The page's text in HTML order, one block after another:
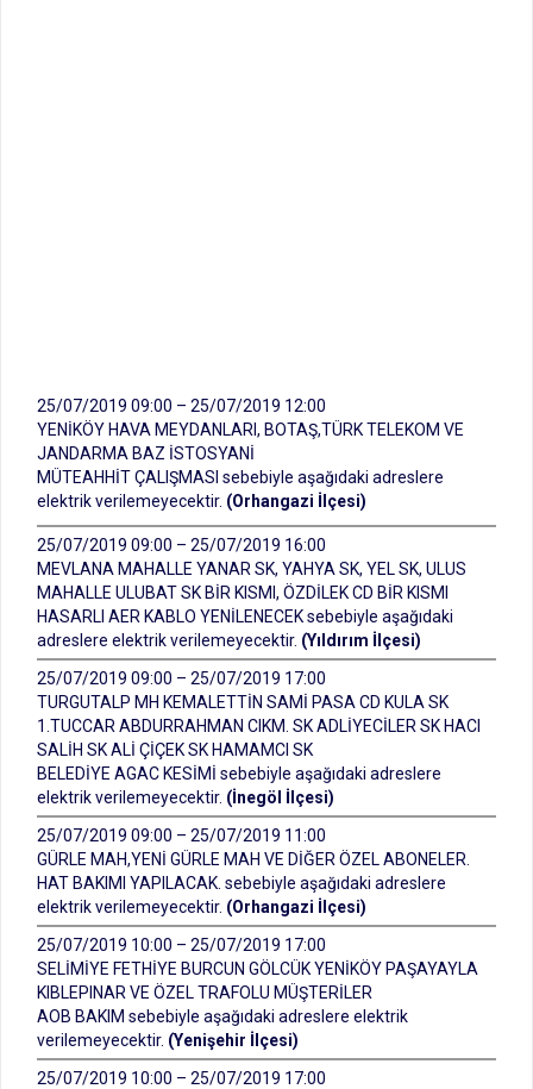
25/07/2019 09:00 – 25/07/2019 12:00
YENİKÖY HAVA MEYDANLARI, BOTAŞ,TÜRK TELEKOM VE
JANDARMA BAZ İSTOSYANİ
MÜTEAHHİT ÇALIŞMASI sebebiyle aşağıdaki adreslere
elektrik verilemeyecektir. (Orhangazi İlçesi)
25/07/2019 09:00 – 25/07/2019 16:00
MEVLANA MAHALLE YANAR SK, YAHYA SK, YEL SK, ULUS
MAHALLE ULUBAT SK BİR KISMI, ÖZDİLEK CD BİR KISMI
HASARLI AER KABLO YENİLENECEK sebebiyle aşağıdaki
adreslere elektrik verilemeyecektir. (Yıldırım İlçesi)
25/07/2019 09:00 – 25/07/2019 17:00
TURGUTALP MH KEMALETTİN SAMİ PASA CD KULA SK
1.TUCCAR ABDURRAHMAN CIKM. SK ADLİYECİLER SK HACI
SALİH SK ALİ ÇİÇEK SK HAMAMCI SK
BELEDİYE AGAC KESİMİ sebebiyle aşağıdaki adreslere
elektrik verilemeyecektir. (İnegöl İlçesi)
25/07/2019 09:00 – 25/07/2019 11:00
GÜRLE MAH,YENİ GÜRLE MAH VE DİĞER ÖZEL ABONELER.
HAT BAKIMI YAPILACAK. sebebiyle aşağıdaki adreslere
elektrik verilemeyecektir. (Orhangazi İlçesi)
25/07/2019 10:00 – 25/07/2019 17:00
SELİMİYE FETHİYE BURCUN GÖLCÜK YENİKÖY PAŞAYAYLA
KIBLEPINAR VE ÖZEL TRAFOLU MÜŞTERİLER
AOB BAKIM sebebiyle aşağıdaki adreslere elektrik
verilemeyecektir. (Yenişehir İlçesi)
25/07/2019 10:00 – 25/07/2019 17:00